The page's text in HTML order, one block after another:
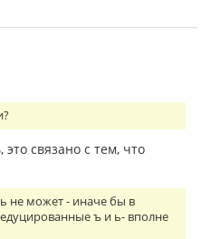
связано с тем, что
не может - иначе бы в
ъ и ь- вполне